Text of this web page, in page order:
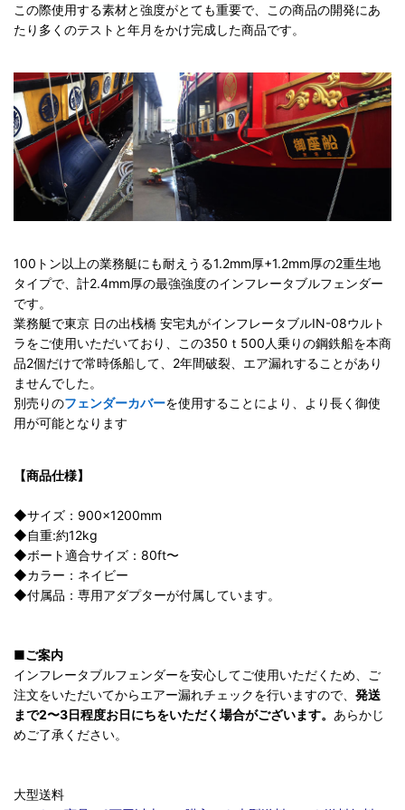
この際使用する素材と強度がとても重要で、この商品の開発にあ
たり多くのテストと年月をかけ完成した商品です。
100トン以上の業務艇にも耐えうる1.2mm厚+1.2mm厚の2重生地
タイプで、計2.4mm厚の最強強度のインフレータブルフェンダー
です。
業務艇で東京 日の出桟橋 安宅丸がインフレータブルIN-08ウルト
ラをご使用いただいており、この350ｔ500人乗りの鋼鉄船を本商
品2個だけで常時係船して、2年間破裂、エア漏れすることがあり
ませんでした。
別売りのフェンダーカバーを使用することにより、より長く御使
用が可能となります
【商品仕様】
◆サイズ：900×1200mm
◆自重:約12kg
◆ボート適合サイズ：80ft〜
◆カラー：ネイビー
◆付属品：専用アダプターが付属しています。
■ご案内
インフレータブルフェンダーを安心してご使用いただくため、ご
注文をいただいてからエアー漏れチェックを行いますので、 発送
まで2〜3日程度お日にちをいただく場合がございます。 あらかじ
めご了承ください。
大型送料